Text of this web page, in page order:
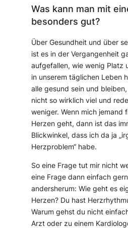
Was kann man mit
besonders gut?
Über Gesundheit und über
ist es in der Vergangenheit
aufgefallen, wie wenig Platz
in unserem täglichen Leben
alle gesund sein und
nicht so wirklich viel und
weniger. Wenn mich jemand
Herzen geht, dann ist das
Blickwinkel, dass ich da ja
Herzproblem“ habe.
So eine Frage tut mir nicht
eine Frage dann einfach
andersherum: Wie geht es
Herzen? Du hast
Warum gehst du nicht
Arzt oder zu einem